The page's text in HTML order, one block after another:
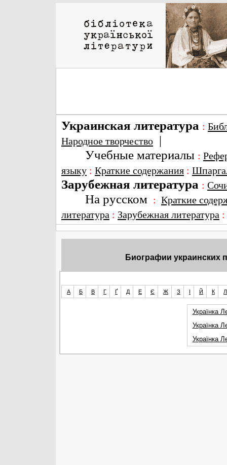
Украинская литература :
Народное творчество |
Учебные материалы :
языку : Краткие содержания :
Зарубежная литература :
На русском : Краткие
литература : Зарубежная литература
Биографии украинских
А Б В Г Ґ Д Е Є Ж З І Й К Л
Українка
Українка
Українка